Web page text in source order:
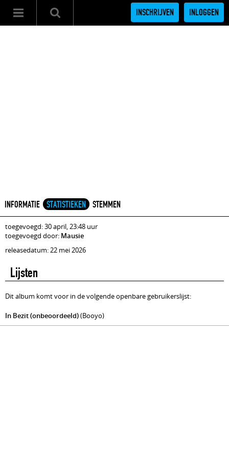
INSCHRIJVEN INLOGGEN
INFORMATIE STATISTIEKEN STEMMEN
toegevoegd: 30 april, 23:48 uur
toegevoegd door: Mausie
releasedatum: 22 mei 2026
Lijsten
Dit album komt voor in de volgende openbare gebruikerslijst:
In Bezit (onbeoordeeld)(Booyo)